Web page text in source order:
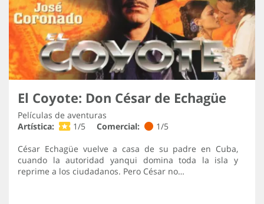
El Coyote: Don César de Echagüe
Películas de aventuras
Artística:
1/5 Comercial:
1/5
César Echagüe vuelve a casa de su padre en Cuba,
cuando la autoridad yanqui domina toda la isla y
reprime a los ciudadanos. Pero César no…